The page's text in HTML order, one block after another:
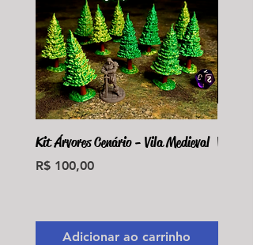
Kit Árvores Cenário - Vila Medieval
Preço
R$ 100,00
Adicionar ao carrinho
Violet